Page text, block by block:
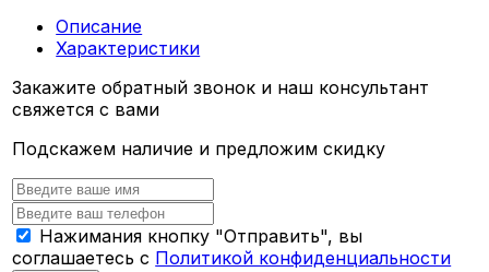
Описание
Характеристики
Закажите обратный звонок и наш консультант
свяжется с вами
Подскажем наличие и предложим скидку
Нажимания кнопку "Отправить", вы
соглашаетесь с Политикой конфиденциальности